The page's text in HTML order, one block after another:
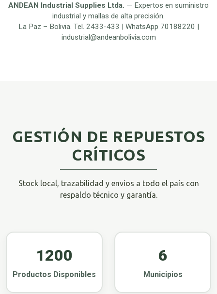
ANDEAN Industrial Supplies Ltda. — Expertos en suministro
industrial y mallas de alta precisión.
La Paz – Bolivia. Tel. 2433-433 | WhatsApp 70188220 |
industrial@andeanbolivia.com
GESTIÓN DE REPUESTOS
CRÍTICOS
Stock local, trazabilidad y envíos a todo el país con
respaldo técnico y garantía.
1200
Productos Disponibles
6
Municipios